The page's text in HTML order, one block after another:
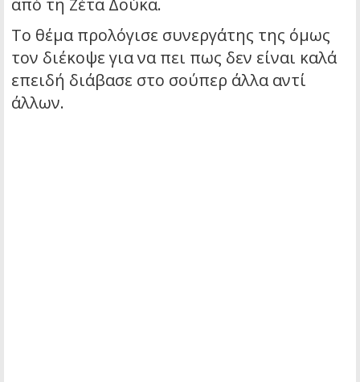
από τη Ζέτα Δούκα.
Το θέμα προλόγισε συνεργάτης της όμως
τον διέκοψε για να πει πως δεν είναι καλά
επειδή διάβασε στο σούπερ άλλα αντί
άλλων.